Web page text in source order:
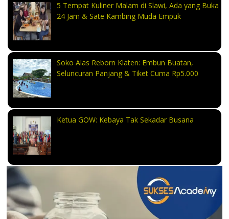
5 Tempat Kuliner Malam di Slawi, Ada yang Buka
24 Jam & Sate Kambing Muda Empuk
Soko Alas Reborn Klaten: Embun Buatan,
Seluncuran Panjang & Tiket Cuma Rp5.000
Ketua GOW: Kebaya Tak Sekadar Busana